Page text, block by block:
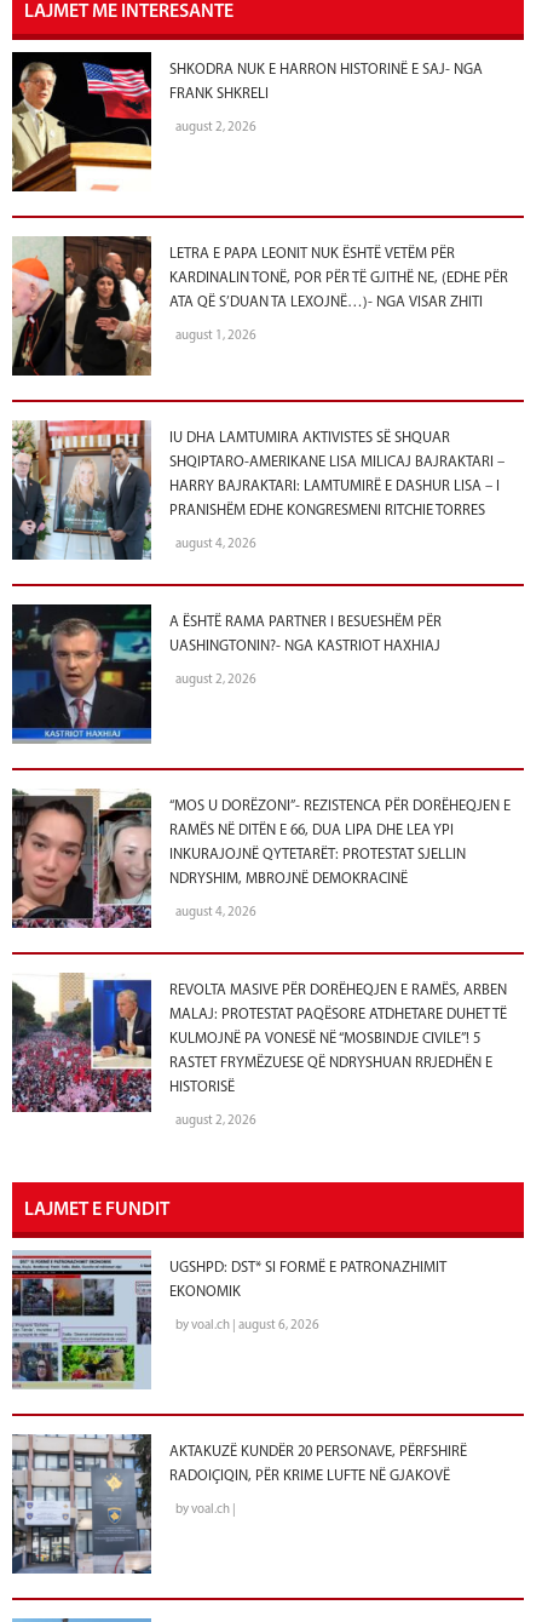
LAJMET ME INTERESANTE
SHKODRA NUK E HARRON HISTORINË E SAJ- NGA
FRANK SHKRELI
august 2, 2026
LETRA E PAPA LEONIT NUK ËSHTË VETËM PËR
KARDINALIN TONË, POR PËR TË GJITHË NE, (EDHE PËR
ATA QË S’DUAN TA LEXOJNË…)- NGA VISAR ZHITI
august 1, 2026
IU DHA LAMTUMIRA AKTIVISTES SË SHQUAR
SHQIPTARO-AMERIKANE LISA MILICAJ BAJRAKTARI –
HARRY BAJRAKTARI: LAMTUMIRË E DASHUR LISA – I
PRANISHËM EDHE KONGRESMENI RITCHIE TORRES
august 4, 2026
A ËSHTË RAMA PARTNER I BESUESHËM PËR
UASHINGTONIN?- NGA KASTRIOT HAXHIAJ
august 2, 2026
“MOS U DORËZONI”- REZISTENCA PËR DORËHEQJEN E
RAMËS NË DITËN E 66, DUA LIPA DHE LEA YPI
INKURAJOJNË QYTETARËT: PROTESTAT SJELLIN
NDRYSHIM, MBROJNË DEMOKRACINË
august 4, 2026
REVOLTA MASIVE PËR DORËHEQJEN E RAMËS, ARBEN
MALAJ: PROTESTAT PAQËSORE ATDHETARE DUHET TË
KULMOJNË PA VONESË NË “MOSBINDJE CIVILE”! 5
RASTET FRYMËZUESE QË NDRYSHUAN RRJEDHËN E
HISTORISË
august 2, 2026
LAJMET E FUNDIT
UGSHPD: DST* SI FORMË E PATRONAZHIMIT
EKONOMIK
by voal.ch | august 6, 2026
AKTAKUZË KUNDËR 20 PERSONAVE, PËRFSHIRË
RADOIÇIQIN, PËR KRIME LUFTE NË GJAKOVË
by voal.ch |